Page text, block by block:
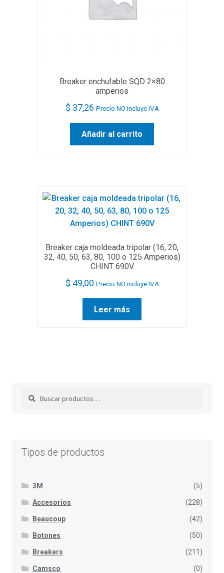
Breaker enchufable SQD 2×80
amperios
$ 37,26 Precio NO incluye IVA
Añadir al carrito
Breaker caja moldeada tripolar (16, 20,
32, 40, 50, 63, 80, 100 o 125 Amperios)
CHINT 690V
$ 49,00 Precio NO incluye IVA
Leer más
Buscar
Tipos de productos
3M (5)
Accesorios (228)
Beaucoup (42)
Botones (50)
Breakers (211)
Camsco (0)